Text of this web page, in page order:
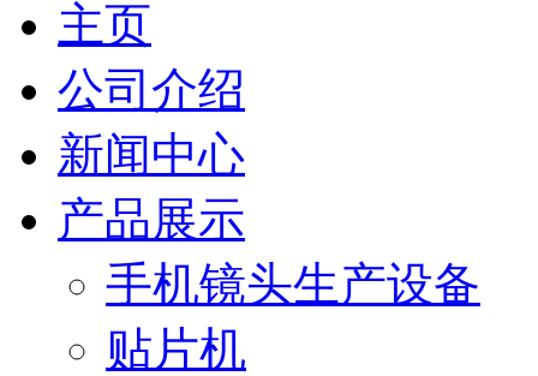
主页
公司介绍
新闻中心
产品展示
手机镜头生产设备
贴片机